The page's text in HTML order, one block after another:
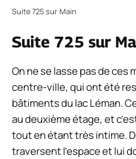
Suite 725 sur Main
Suite 725 sur
On ne se lasse pas de ces
centre-ville, qui ont été
bâtiments du lac Léman.
au deuxième étage, et
tout en étant très intime.
traversent l’espace et lui